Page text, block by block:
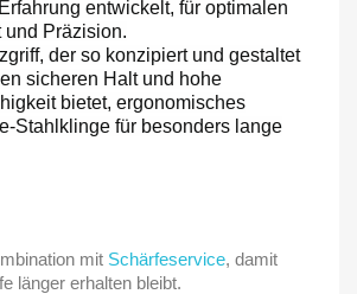
entwickelt, für optimalen
und Präzision.
der so konzipiert und gestaltet
sicheren Halt und hohe
bietet, ergonomisches
Stahlklinge für besonders lange
mit Schärfeservice, damit
länger erhalten bleibt.